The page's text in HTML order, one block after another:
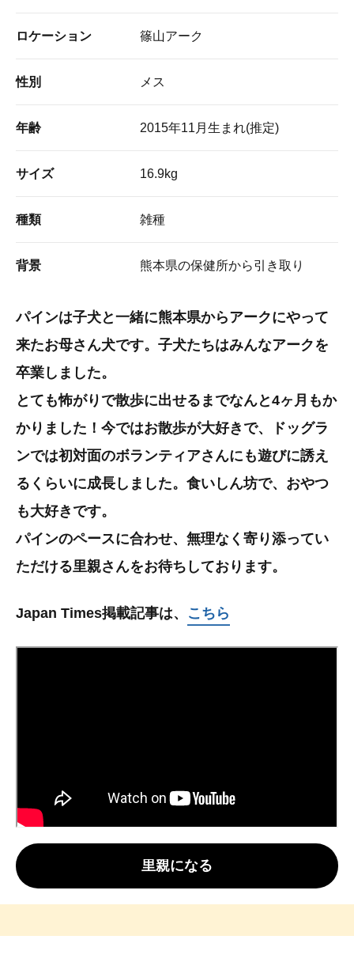
ロケーション 篠山アーク
性別 メス
年齢 2015年11月生まれ(推定)
サイズ 16.9kg
種類 雑種
背景 熊本県の保健所から引き取り
パインは子犬と一緒に熊本県からアークにやって
来たお母さん犬です。子犬たちはみんなアークを
卒業しました。
とても怖がりで散歩に出せるまでなんと4ヶ月もか
かりました！今ではお散歩が大好きで、ドッグラ
ンでは初対面のボランティアさんにも遊びに誘え
るくらいに成長しました。食いしん坊で、おやつ
も大好きです。
パインのペースに合わせ、無理なく寄り添ってい
ただける里親さんをお待ちしております。
Japan Times掲載記事は、 こちら
里親になる